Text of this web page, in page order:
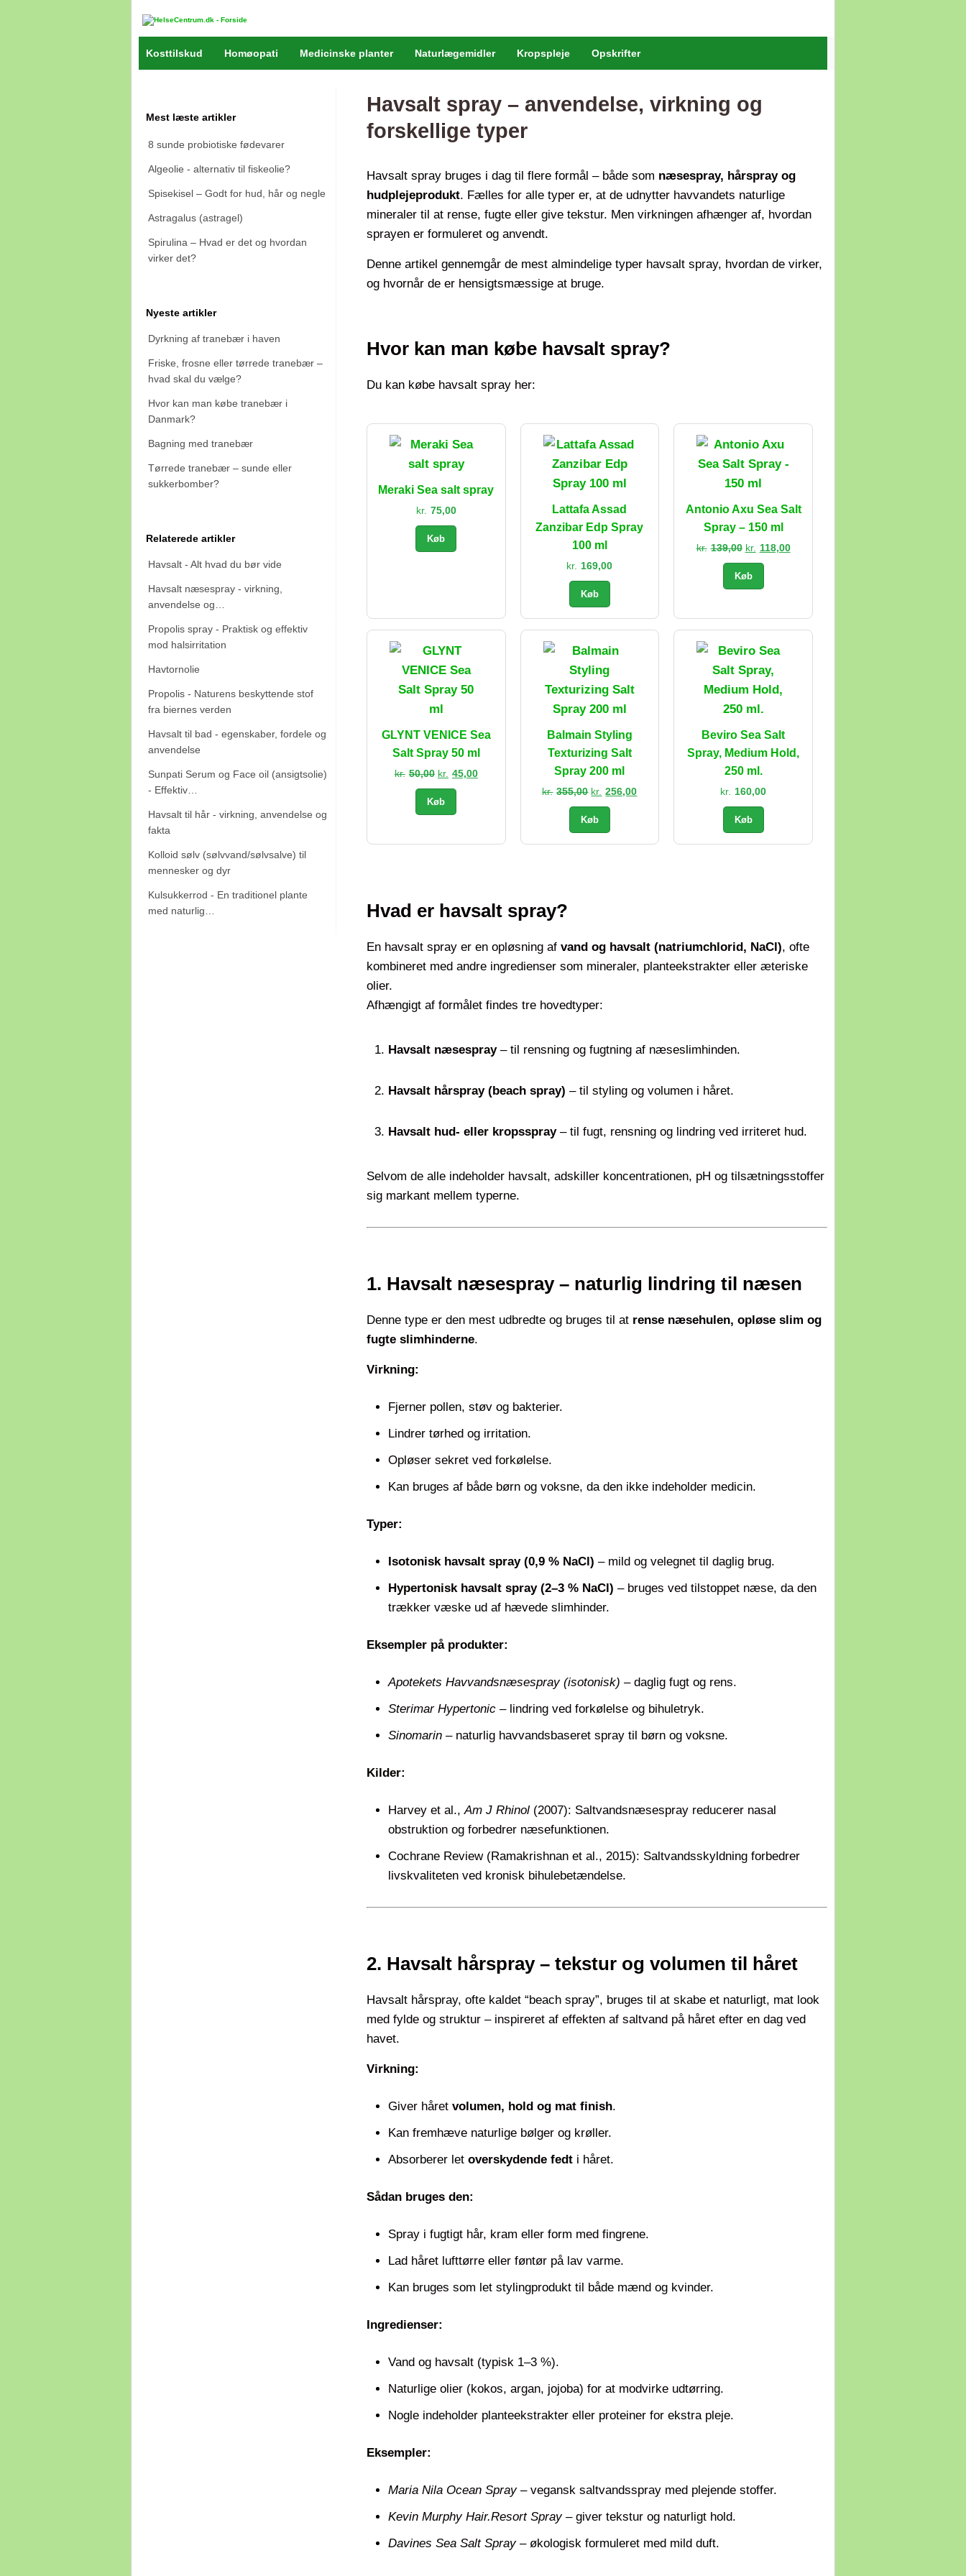
Kosttilskud Homøopati Medicinske planter Naturlægemidler Kropspleje Opskrifter
Havsalt spray – anvendelse, virkning og
forskellige typer
Havsalt spray bruges i dag til flere formål – både som næsespray, hårspray og
hudplejeprodukt. Fælles for alle typer er, at de udnytter havvandets naturlige
mineraler til at rense, fugte eller give tekstur. Men virkningen afhænger af, hvordan
sprayen er formuleret og anvendt.
Denne artikel gennemgår de mest almindelige typer havsalt spray, hvordan de virker,
og hvornår de er hensigtsmæssige at bruge.
Hvor kan man købe havsalt spray?
Du kan købe havsalt spray her:
Meraki Sea salt spray
kr. 75,00
Køb
Lattafa Assad
Zanzibar Edp Spray
100 ml
kr. 169,00
Køb
Antonio Axu Sea Salt
Spray – 150 ml
kr. 139,00 Den
oprindelige
pris
kr. 118,00Den
Køb
GLYNT VENICE Sea
Salt Spray 50 ml
kr. 50,00 Den
oprindelige
pris
kr. 45,00Den
Køb
Balmain Styling
Texturizing Salt
Spray 200 ml
kr. 355,00 Den
oprindelige
pris
kr. 256,00Den
Køb
Beviro Sea Salt
Spray, Medium Hold,
250 ml.
kr. 160,00
Køb
Hvad er havsalt spray?
En havsalt spray er en opløsning afvand og havsalt (natriumchlorid, NaCl), ofte
kombineret med andre ingredienser som mineraler, planteekstrakter eller æteriske
olier.
Afhængigt af formålet findes tre hovedtyper:
Havsalt næsespray– til rensning og fugtning af næseslimhinden.
Havsalt hårspray (beach spray) – til styling og volumen i håret.
Havsalt hud- eller kropsspray– til fugt, rensning og lindring ved irriteret hud.
Selvom de alle indeholder havsalt, adskiller koncentrationen, pH og tilsætningsstoffer
sig markant mellem typerne.
1. Havsalt næsespray – naturlig lindring til næsen
Denne type er den mest udbredte og bruges til at rense næsehulen, opløse slim og
fugte slimhinderne.
Virkning:
Fjerner pollen, støv og bakterier.
Lindrer tørhed og irritation.
Opløser sekret ved forkølelse.
Kan bruges af både børn og voksne, da den ikke indeholder medicin.
Typer:
Isotonisk havsalt spray (0,9 % NaCl) – mild og velegnet til daglig brug.
Hypertonisk havsalt spray (2–3 % NaCl) – bruges ved tilstoppet næse, da den
trækker væske ud af hævede slimhinder.
Eksempler på produkter:
Apotekets Havvandsnæsespray (isotonisk) – daglig fugt og rens.
Sterimar Hypertonic – lindring ved forkølelse og bihuletryk.
Sinomarin – naturlig havvandsbaseret spray til børn og voksne.
Kilder:
Harvey et al.,Am J Rhinol (2007): Saltvandsnæsespray reducerer nasal
obstruktion og forbedrer næsefunktionen.
Cochrane Review (Ramakrishnan et al., 2015): Saltvandsskyldning forbedrer
livskvaliteten ved kronisk bihulebetændelse.
2. Havsalt hårspray – tekstur og volumen til håret
Havsalt hårspray, ofte kaldet “beach spray”, bruges til at skabe et naturligt, mat look
med fylde og struktur – inspireret af effekten af saltvand på håret efter en dag ved
havet.
Virkning:
Giver håretvolumen, hold og mat finish.
Kan fremhæve naturlige bølger og krøller.
Absorberer letoverskydende fedt i håret.
Sådan bruges den:
Spray i fugtigt hår, kram eller form med fingrene.
Lad håret lufttørre eller føntør på lav varme.
Kan bruges som let stylingprodukt til både mænd og kvinder.
Ingredienser:
Vand og havsalt (typisk 1–3 %).
Naturlige olier (kokos, argan, jojoba) for at modvirke udtørring.
Nogle indeholder planteekstrakter eller proteiner for ekstra pleje.
Eksempler:
Maria Nila Ocean Spray– vegansk saltvandsspray med plejende stoffer.
Kevin Murphy Hair.Resort Spray– giver tekstur og naturligt hold.
Davines Sea Salt Spray– økologisk formuleret med mild duft.
Mest læste artikler
8 sunde probiotiske fødevarer
Algeolie - alternativ til fiskeolie?
Spisekisel – Godt for hud, hår og negle
Astragalus (astragel)
Spirulina – Hvad er det og hvordan
virker det?
Nyeste artikler
Dyrkning af tranebær i haven
Friske, frosne eller tørrede tranebær –
hvad skal du vælge?
Hvor kan man købe tranebær i
Danmark?
Bagning med tranebær
Tørrede tranebær – sunde eller
sukkerbomber?
Relaterede artikler
Havsalt - Alt hvad du bør vide
Havsalt næsespray - virkning,
anvendelse og…
Propolis spray - Praktisk og effektiv
mod halsirritation
Havtornolie
Propolis - Naturens beskyttende stof
fra biernes verden
Havsalt til bad - egenskaber, fordele og
anvendelse
Sunpati Serum og Face oil (ansigtsolie)
- Effektiv…
Havsalt til hår - virkning, anvendelse og
fakta
Kolloid sølv (sølvvand/sølvsalve) til
mennesker og dyr
Kulsukkerrod - En traditionel plante
med naturlig…